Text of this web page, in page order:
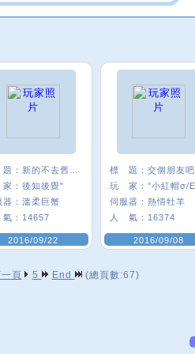
：
： 後知後覺"
： 溫柔巨蟹
： 14657
2016/09/22
標 題： 交個朋友
玩 家： °小紅帽σ/
伺服器： 熱情牡羊
人 氣： 16374
2016/09/08
頁 5 End (總頁數:67)